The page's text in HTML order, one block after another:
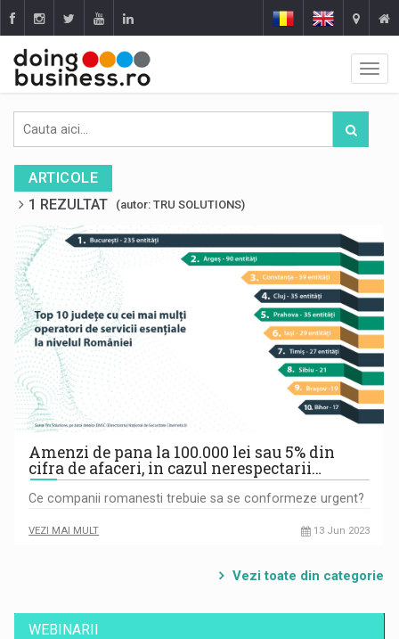
ARTICOLE
1 REZULTAT
(autor: TRU SOLUTIONS)
Amenzi de pana la 100.000 lei sau 5% din
cifra de afaceri, in cazul nerespectarii…
Ce companii romanesti trebuie sa se conformeze urgent?
VEZI MAI MULT 13 Jun 2023
Vezi toate din categorie
WEBINARII